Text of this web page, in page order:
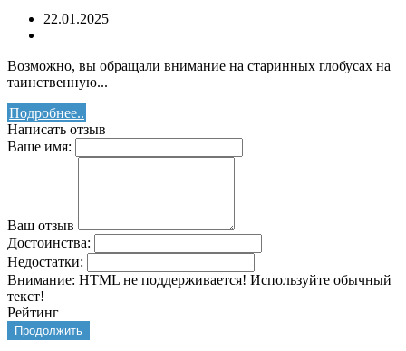
22.01.2025
Возможно, вы обращали внимание на старинных глобусах на
таинственную...
Подробнее..
Написать отзыв
Ваше имя:
Ваш отзыв
Достоинства:
Недостатки:
Внимание: HTML не поддерживается! Используйте обычный
текст!
Рейтинг
Продолжить